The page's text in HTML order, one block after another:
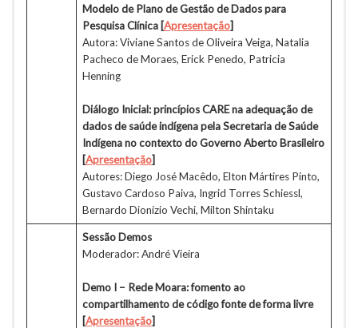
Modelo de Plano de Gestão de Dados para
Pesquisa Clínica [Apresentação]
Autora: Viviane Santos de Oliveira Veiga, Natalia
Pacheco de Moraes, Erick Penedo, Patricia
Henning
Diálogo Inicial: princípios CARE na adequação de
dados de saúde indígena pela Secretaria de Saúde
Indígena no contexto do Governo Aberto Brasileiro
[Apresentação]
Autores: Diego José Macêdo, Elton Mártires Pinto,
Gustavo Cardoso Paiva, Ingrid Torres Schiessl,
Bernardo Dionízio Vechi, Milton Shintaku
Sessão Demos
Moderador: André Vieira
Demo I – Rede Moara: fomento ao
compartilhamento de código fonte de forma livre
[Apresentação]